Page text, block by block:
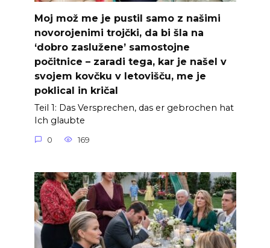
Moj mož me je pustil samo z našimi
novorojenimi trojčki, da bi šla na
‘dobro zaslužene’ samostojne
počitnice – zaradi tega, kar je našel v
svojem kovčku v letovišču, me je
poklical in kričal
Teil 1: Das Versprechen, das er gebrochen hat
Ich glaubte
0 169